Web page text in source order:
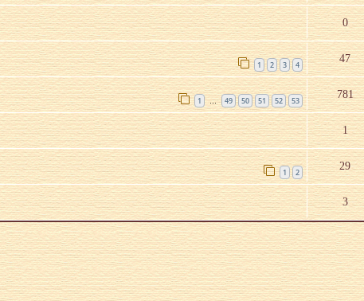
0
1 2 3 4
47
1 … 49 50 51 52 53
781
1
1 2
29
3